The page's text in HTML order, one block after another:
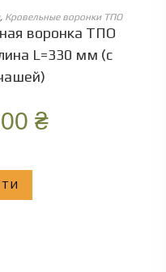
, Кровельные воронки ТПО
воронка ТПО
L=330 мм (с
₴